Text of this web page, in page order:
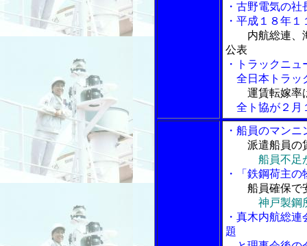
・古野電気の
・平成１８年
内航総連、
公表
・トラックニュ
全日本トラッ
運賃転嫁率
全ト協が２月
・船員のマン
派遣船員の
船員不足
・「鉄鋼荷主
船員確保で
神戸製鋼
・真木内航総
題